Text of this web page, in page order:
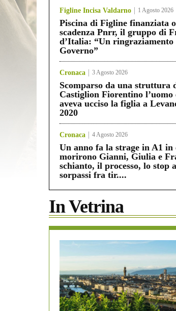
Figline Incisa Valdarno 1 Agosto 2026
Piscina di Figline finanziata
scadenza Pnrr, il gruppo di
d’Italia: “Un ringraziamento
Governo”
Cronaca 3 Agosto 2026
Scomparso da una struttura
Castiglion Fiorentino l’uomo
aveva ucciso la figlia a
2020
Cronaca 4 Agosto 2026
Un anno fa la strage in A1 in
morirono Gianni, Giulia e
schianto, il processo, lo stop
sorpassi fra tir....
In Vetrina